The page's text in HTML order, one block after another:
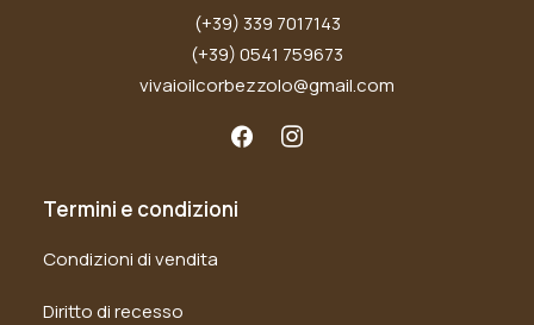
(+39) 339 7017143
(+39) 0541 759673
vivaioilcorbezzolo@gmail.com
Termini e condizioni
Condizioni di vendita
Diritto di recesso